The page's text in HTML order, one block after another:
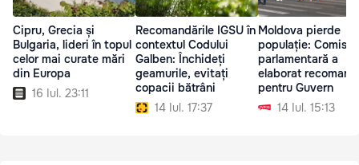
Cipru, Grecia și
Bulgaria, lideri în topul
celor mai curate mări
din Europa
16 Iul. 23:11
Recomandările IGSU în
contextul Codului
Galben: Închideți
geamurile, evitați
copacii bătrâni
14 Iul. 17:37
Moldova pierde
populație: Comisia
parlamentară a
elaborat
pentru Guvern
14 Iul. 15:13